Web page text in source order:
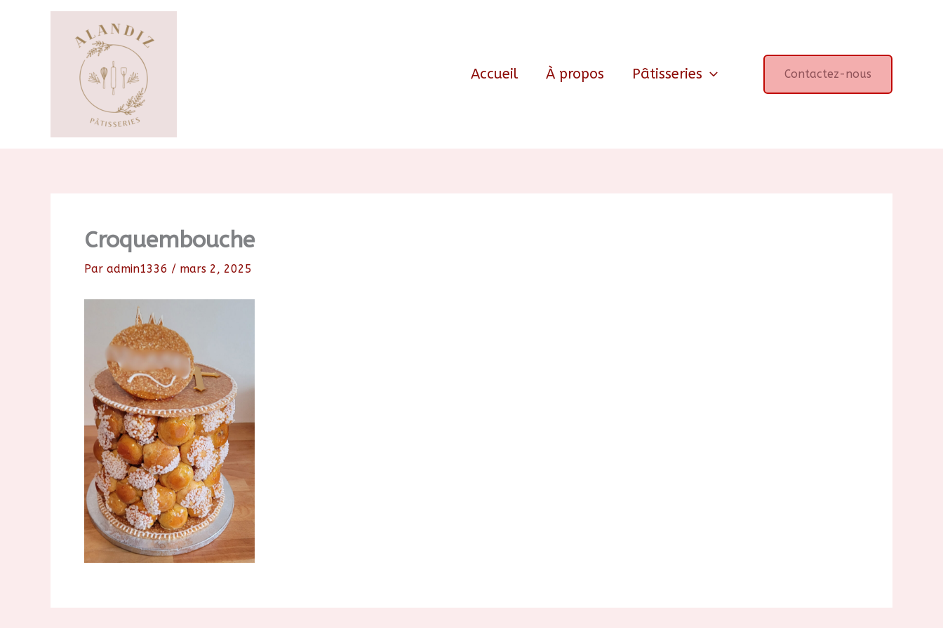
Accueil À propos Pâtisseries Contactez-nous
Croquembouche
Par admin1336 / mars 2, 2025